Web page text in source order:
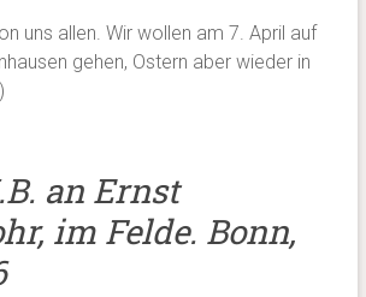
uns allen. Wir wollen am 7. April auf
gehen, Ostern aber wieder in
an Ernst
im Felde. Bonn,